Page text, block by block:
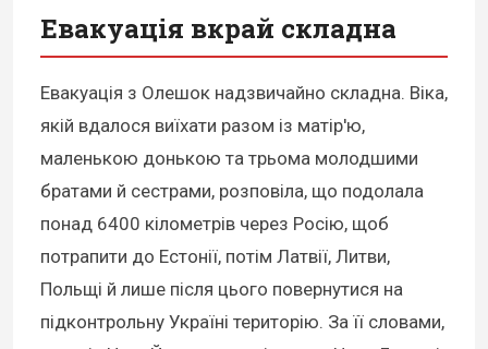
Евакуація вкрай складна
Евакуація з Олешок надзвичайно складна. Віка,
якій вдалося виїхати разом із матір'ю,
маленькою донькою та трьома молодшими
братами й сестрами, розповіла, що подолала
понад 6400 кілометрів через Росію, щоб
потрапити до Естонії, потім Латвії, Литви,
Польщі й лише після цього повернутися на
підконтрольну Україні територію. За її словами,